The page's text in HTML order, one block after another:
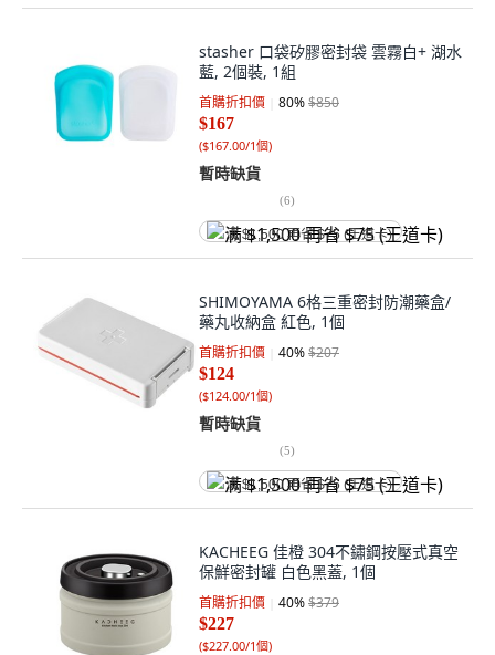
stasher 口袋矽膠密封袋 雲霧白+ 湖水
藍, 2個裝, 1組
首購折扣價 80%$850
$167
($167.00/1個)
暫時缺貨
(6)
满 $1,500 再省 $75 (王道卡)
SHIMOYAMA 6格三重密封防潮藥盒/
藥丸收納盒 紅色, 1個
首購折扣價 40%$207
$124
($124.00/1個)
暫時缺貨
(5)
满 $1,500 再省 $75 (王道卡)
KACHEEG 佳橙 304不鏽鋼按壓式真空
保鮮密封罐 白色黑蓋, 1個
首購折扣價 40%$379
$227
($227.00/1個)